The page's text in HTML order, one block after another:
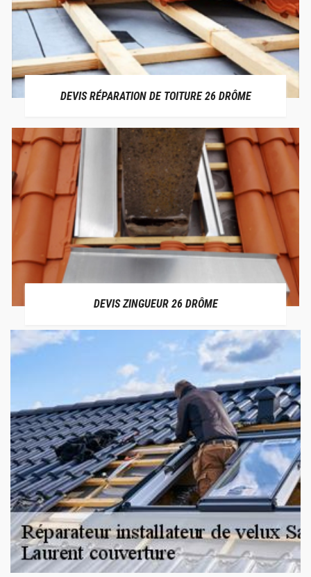
DEVIS RÉPARATION DE TOITURE 26 DRÔME
DEVIS ZINGUEUR 26 DRÔME